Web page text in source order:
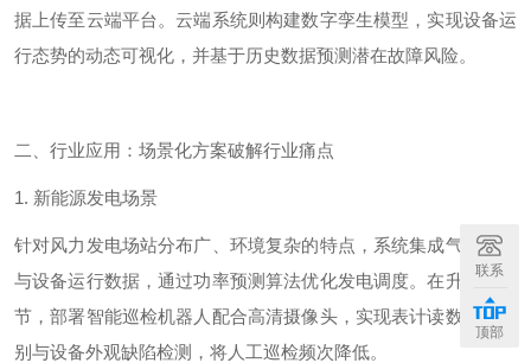
据上传至云端平台。云端系统则构建数字孪生模型，实现设备运
行态势的动态可视化，并基于历史数据预测潜在故障风险。
二、行业应用：场景化方案破解行业痛点
1. 新能源发电场景
针对风力发电场站分布广、环境复杂的特点，系统集成气象数据
与设备运行数据，通过功率预测算法优化发电调度。在升压站环
节，部署智能巡检机器人配合高清摄像头，实现表计读数自动识
别与设备外观缺陷检测，将人工巡检频次降低。
联系
顶部